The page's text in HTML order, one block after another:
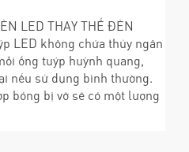
LED THAY THẾ ĐÈN
LED không chứa thủy ngân
ống tuýp huỳnh quang,
nếu sử dụng bình thường.
bóng bị vỡ sẽ có một lượng